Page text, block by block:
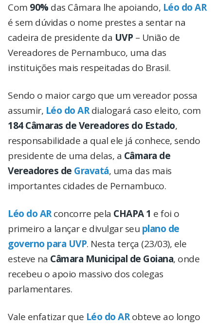
Com 90% das Câmara lhe apoiando, Léo do AR
é sem dúvidas o nome prestes a sentar na
cadeira de presidente da UVP – União de
Vereadores de Pernambuco, uma das
instituições mais respeitadas do Brasil.
Sendo o maior cargo que um vereador possa
assumir, Léo do ARdialogará caso eleito, com
184 Câmaras de Vereadores do Estado,
responsabilidade a qual ele já conhece, sendo
presidente de uma delas, a Câmara de
Vereadores de Gravatá, uma das mais
importantes cidades de Pernambuco.
Léo do ARconcorre pela CHAPA 1 e foi o
primeiro a lançar e divulgar seu plano de
governo para UVP. Nesta terça (23/03), ele
esteve na Câmara Municipal de Goiana, onde
recebeu o apoio massivo dos colegas
parlamentares.
Vale enfatizar que Léo do ARobteve ao longo